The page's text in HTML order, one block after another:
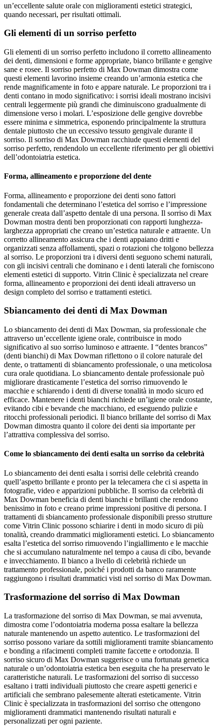
un’eccellente salute orale con miglioramenti estetici strategici,
quando necessari, per risultati ottimali.
Gli elementi di un sorriso perfetto
Gli elementi di un sorriso perfetto includono il corretto allineamento
dei denti, dimensioni e forme appropriate, bianco brillante e gengive
sane e rosee. Il sorriso perfetto di Max Dowman dimostra come
questi elementi lavorino insieme creando un’armonia estetica che
rende magnificamente in foto e appare naturale. Le proporzioni tra i
denti contano in modo significativo: i sorrisi ideali mostrano incisivi
centrali leggermente più grandi che diminuiscono gradualmente di
dimensione verso i molari. L’esposizione delle gengive dovrebbe
essere minima e simmetrica, esponendo principalmente la struttura
dentale piuttosto che un eccessivo tessuto gengivale durante il
sorriso. Il sorriso di Max Dowman racchiude questi elementi del
sorriso perfetto, rendendolo un eccellente riferimento per gli obiettivi
dell’odontoiatria estetica.
Forma, allineamento e proporzione del dente
Forma, allineamento e proporzione dei denti sono fattori
fondamentali che determinano l’estetica del sorriso e l’impressione
generale creata dall’aspetto dentale di una persona. Il sorriso di Max
Dowman mostra denti ben proporzionati con rapporti lunghezza-
larghezza appropriati che creano un’estetica naturale e attraente. Un
corretto allineamento assicura che i denti appaiano dritti e
organizzati senza affollamenti, spazi o rotazioni che tolgono bellezza
al sorriso. Le proporzioni tra i diversi denti seguono schemi naturali,
con gli incisivi centrali che dominano e i denti laterali che forniscono
elementi estetici di supporto. Vitrin Clinic è specializzata nel creare
forma, allineamento e proporzioni dei denti ideali attraverso un
design completo del sorriso e trattamenti estetici.
Sbiancamento dei denti di Max Dowman
Lo sbiancamento dei denti di Max Dowman, sia professionale che
attraverso un’eccellente igiene orale, contribuisce in modo
significativo al suo sorriso luminoso e attraente. I “dentes brancos”
(denti bianchi) di Max Dowman riflettono o il colore naturale del
dente, o trattamenti di sbiancamento professionale, o una meticolosa
cura orale quotidiana. Lo sbiancamento dentale professionale può
migliorare drasticamente l’estetica del sorriso rimuovendo le
macchie e schiarendo i denti di diverse tonalità in modo sicuro ed
efficace. Mantenere i denti bianchi richiede un’igiene orale costante,
evitando cibi e bevande che macchiano, ed eseguendo pulizie e
ritocchi professionali periodici. Il bianco brillante del sorriso di Max
Dowman dimostra quanto il colore dei denti sia importante per
l’attrattiva complessiva del sorriso.
Come lo sbiancamento dei denti esalta un sorriso da celebrità
Lo sbiancamento dei denti esalta i sorrisi delle celebrità creando
quell’aspetto brillante e pronto per la telecamera che ci si aspetta in
fotografie, video e apparizioni pubbliche. Il sorriso da celebrità di
Max Dowman beneficia di denti bianchi e brillanti che rendono
benissimo in foto e creano prime impressioni positive di persona. I
trattamenti di sbiancamento professionale disponibili presso strutture
come Vitrin Clinic possono schiarire i denti in modo sicuro di più
tonalità, creando drammatici miglioramenti estetici. Lo sbiancamento
esalta l’estetica del sorriso rimuovendo l’ingiallimento e le macchie
che si accumulano naturalmente nel tempo a causa di cibo, bevande
e invecchiamento. Il bianco a livello di celebrità richiede un
trattamento professionale, poiché i prodotti da banco raramente
raggiungono i risultati drammatici visti nel sorriso di Max Dowman.
Trasformazione del sorriso di Max Dowman
La trasformazione del sorriso di Max Dowman, se mai avvenuta,
dimostra come l’odontoiatria moderna possa esaltare la bellezza
naturale mantenendo un aspetto autentico. Le trasformazioni del
sorriso possono variare da sottili miglioramenti tramite sbiancamento
e bonding a rifacimenti completi tramite faccette e ortodonzia. Il
sorriso sicuro di Max Dowman suggerisce o una fortunata genetica
naturale o un’odontoiatria estetica ben eseguita che ha preservato le
caratteristiche naturali. Le trasformazioni del sorriso di successo
esaltano i tratti individuali piuttosto che creare aspetti generici e
artificiali che sembrano palesemente alterati esteticamente. Vitrin
Clinic è specializzata in trasformazioni del sorriso che ottengono
miglioramenti drammatici mantenendo risultati naturali e
personalizzati per ogni paziente.